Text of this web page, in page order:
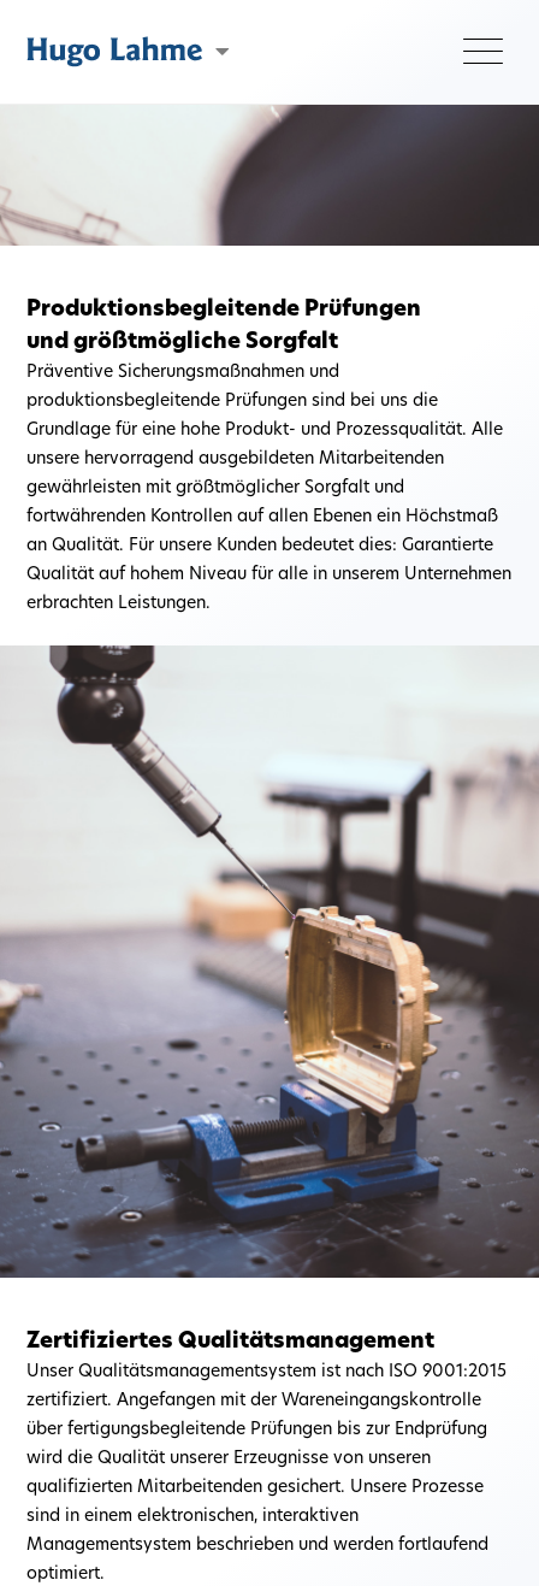
Zertifiziertes Qualitätsmanagement (ISO 9001:2015)
Qualität
Produktionsbegleitende Prüfungen
und größtmögliche Sorgfalt
Präventive Sicherungsmaßnahmen und
produktionsbegleitende Prüfungen sind bei uns die
Grundlage für eine hohe Produkt- und Prozessqualität. Alle
unsere hervorragend ausgebildeten Mitarbeitenden
gewährleisten mit größtmöglicher Sorgfalt und
fortwährenden Kontrollen auf allen Ebenen ein Höchstmaß
an Qualität. Für unsere Kunden bedeutet dies: Garantierte
Qualität auf hohem Niveau für alle in unserem Unternehmen
erbrachten Leistungen.
Zertifiziertes Qualitätsmanagement
Unser Qualitätsmanagementsystem ist nach ISO 9001:2015
zertifiziert. Angefangen mit der Wareneingangskontrolle
über fertigungsbegleitende Prüfungen bis zur Endprüfung
wird die Qualität unserer Erzeugnisse von unseren
qualifizierten Mitarbeitenden gesichert. Unsere Prozesse
sind in einem elektronischen, interaktiven
Managementsystem beschrieben und werden fortlaufend
optimiert.